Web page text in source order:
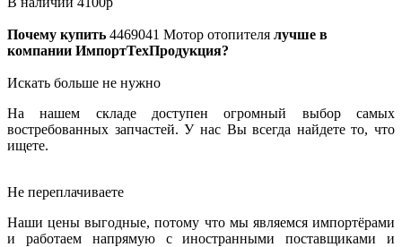
Почему купить 4469041 Мотор отопителя лучше в
компании ИмпортТехПродукция?
Искать больше не нужно
На нашем складе доступен огромный выбор самых
востребованных запчастей. У нас Вы всегда найдете то, что
ищете.
Не переплачиваете
Наши цены выгодные, потому что мы являемся импортёрами
и работаем напрямую с иностранными поставщиками и